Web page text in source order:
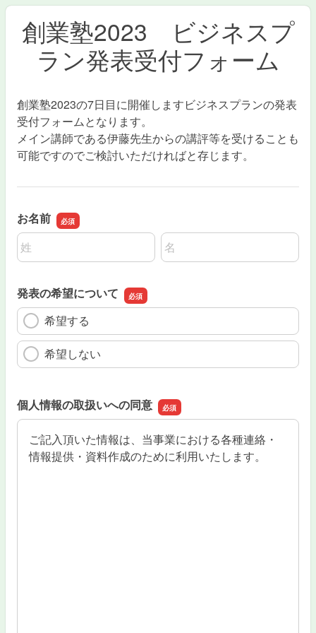
創業塾2023 ビジネスプ
ラン発表受付フォーム
創業塾2023の7日目に開催しますビジネスプランの発表
受付フォームとなります。
メイン講師である伊藤先生からの講評等を受けることも
可能ですのでご検討いただければと存じます。
お名前
名前の姓
名前の名
発表の希望について
希望する
希望しない
個人情報の取扱いへの同意
ご記入頂いた情報は、当事業における各種連絡・
情報提供・資料作成のために利用いたします。